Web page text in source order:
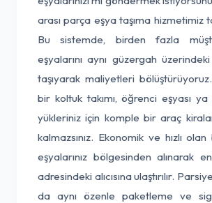
arası parça eşya taşıma hizmetimiz
Bu sistemde, birden fazla
eşyalarını aynı güzergah üzerindeki
taşıyarak maliyetleri
bir koltuk takımı, öğrenci eşyası
yükleriniz için komple bir araç
kalmazsınız. Ekonomik ve hızlı
eşyalarınız bölgesinden alınarak
adresindeki alıcısına ulaştırılır.
da aynı özenle paketleme ve